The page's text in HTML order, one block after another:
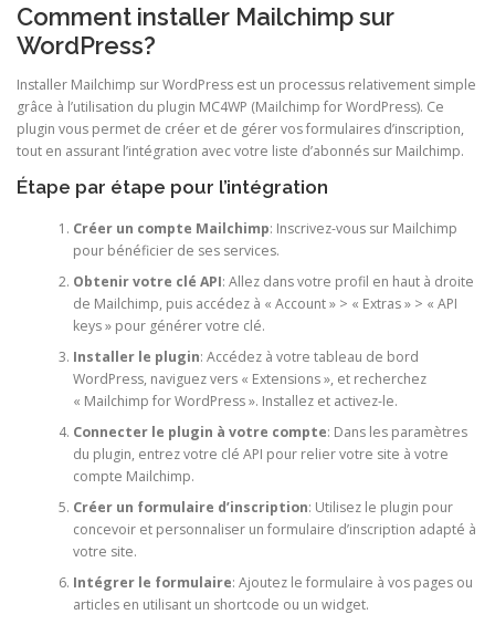
Comment installer Mailchimp sur
WordPress?
Installer Mailchimp sur WordPress est un processus relativement simple
grâce à l’utilisation du plugin MC4WP (Mailchimp for WordPress). Ce
plugin vous permet de créer et de gérer vos formulaires d’inscription,
tout en assurant l’intégration avec votre liste d’abonnés sur Mailchimp.
Étape par étape pour l’intégration
Créer un compte Mailchimp: Inscrivez-vous sur Mailchimp
pour bénéficier de ses services.
Obtenir votre clé API: Allez dans votre profil en haut à droite
de Mailchimp, puis accédez à « Account » > « Extras » > « API
keys » pour générer votre clé.
Installer le plugin: Accédez à votre tableau de bord
WordPress, naviguez vers « Extensions », et recherchez
« Mailchimp for WordPress ». Installez et activez-le.
Connecter le plugin à votre compte: Dans les paramètres
du plugin, entrez votre clé API pour relier votre site à votre
compte Mailchimp.
Créer un formulaire d’inscription: Utilisez le plugin pour
concevoir et personnaliser un formulaire d’inscription adapté à
votre site.
Intégrer le formulaire: Ajoutez le formulaire à vos pages ou
articles en utilisant un shortcode ou un widget.